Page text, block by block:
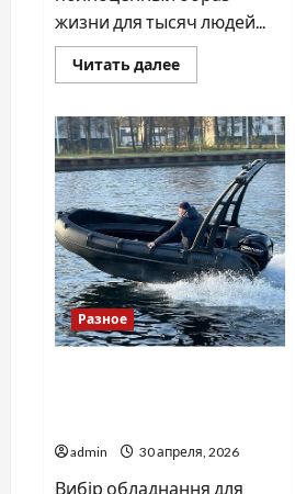
жизни для тысяч людей...
Читать далееПрочитать
больше
причин
инвестировать
в
качественные
SUP
борды
Разное
admin 30 апреля, 2026
Вибір обладнання для